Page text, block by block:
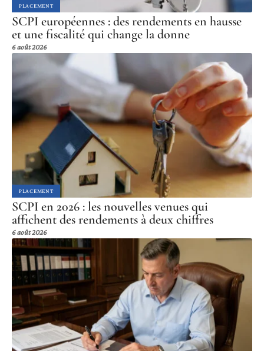
PLACEMENT
SCPI européennes : des rendements en hausse
et une fiscalité qui change la donne
6 août 2026
PLACEMENT
SCPI en 2026 : les nouvelles venues qui
affichent des rendements à deux chiffres
6 août 2026